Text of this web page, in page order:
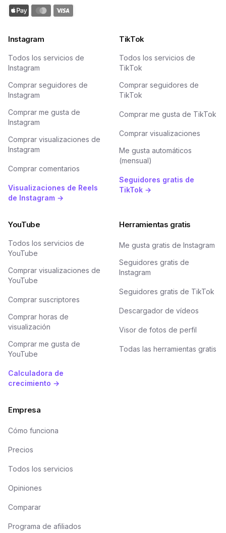
Instagram
Todos los servicios de
Instagram
Comprar seguidores de
Instagram
Comprar me gusta de
Instagram
Comprar visualizaciones de
Instagram
Comprar comentarios
Visualizaciones de Reels
de Instagram →
TikTok
Todos los servicios de
TikTok
Comprar seguidores de
TikTok
Comprar me gusta de TikTok
Comprar visualizaciones
Me gusta automáticos
(mensual)
Seguidores gratis de
TikTok →
YouTube
Todos los servicios de
YouTube
Comprar visualizaciones de
YouTube
Comprar suscriptores
Comprar horas de
visualización
Comprar me gusta de
YouTube
Calculadora de
crecimiento →
Herramientas gratis
Me gusta gratis de Instagram
Seguidores gratis de
Instagram
Seguidores gratis de TikTok
Descargador de vídeos
Visor de fotos de perfil
Todas las herramientas gratis
Empresa
Cómo funciona
Precios
Todos los servicios
Opiniones
Comparar
Programa de afiliados